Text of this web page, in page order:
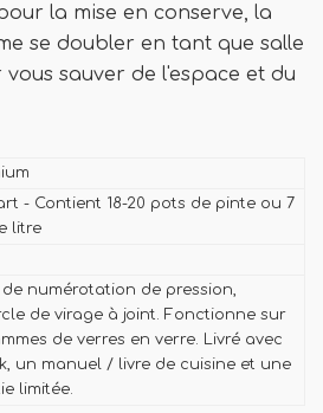
la mise en conserve, la
se doubler en tant que salle
sauver de l'espace et du
- Contient 18-20 pots de pinte ou 7
litre
numérotation de pression,
de virage à joint. Fonctionne sur
de verres en verre. Livré avec
un manuel / livre de cuisine et une
limitée.